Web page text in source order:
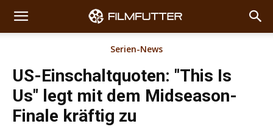
Serien-News
US-Einschaltquoten: "This Is
Us" legt mit dem Midseason-
Finale kräftig zu